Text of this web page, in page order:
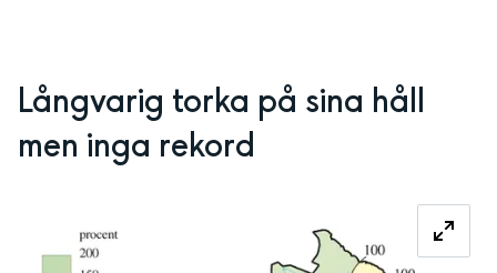
Långvarig torka på sina håll
men inga rekord